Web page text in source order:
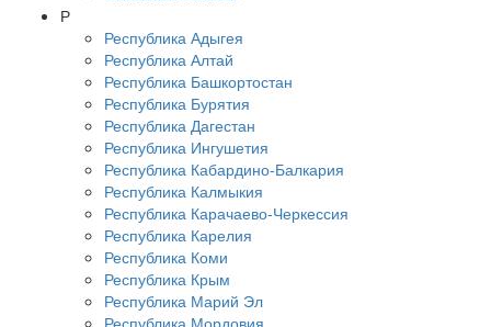
Р
Республика Адыгея
Республика Алтай
Республика Башкортостан
Республика Бурятия
Республика Дагестан
Республика Ингушетия
Республика Кабардино-Балкария
Республика Калмыкия
Республика Карачаево-Черкессия
Республика Карелия
Республика Коми
Республика Крым
Республика Марий Эл
Республика Мордовия